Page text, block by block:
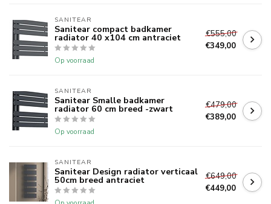
SANITEAR
Sanitear compact badkamer
radiator 40 x104 cm antraciet
Op voorraad
€555,00
€349,00
SANITEAR
Sanitear Smalle badkamer
radiator 60 cm breed -zwart
Op voorraad
€479,00
€389,00
SANITEAR
Sanitear Design radiator verticaal
50cm breed antraciet
€649,00
€449,00